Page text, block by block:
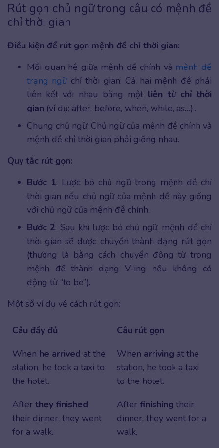
Rút gọn chủ ngữ trong câu có mệnh đề
chỉ thời gian
Điều kiện để rút gọn mệnh đề chỉ thời gian:
Mối quan hệ giữa mệnh đề chính và mệnh đề
trạng ngữchỉ thời gian: Cả hai mệnh đề phải
liên kết với nhau bằng một liên từ chỉ thời
gian (ví dụ: after, before, when, while, as…)..
Chung chủ ngữ: Chủ ngữ của mệnh đề chính và
mệnh đề chỉ thời gian phải giống nhau.
Quy tắc rút gọn:
Bước 1: Lược bỏ chủ ngữ trong mệnh đề chỉ
thời gian nếu chủ ngữ của mệnh đề này giống
với chủ ngữ của mệnh đề chính.
Bước 2: Sau khi lược bỏ chủ ngữ, mệnh đề chỉ
thời gian sẽ được chuyển thành dạng rút gọn
(thường là bằng cách chuyển động từ trong
mệnh đề thành dạng V-ing nếu không có
động từ “to be”).
Một số ví dụ về cách rút gọn:
Câu đầy đủ
Câu rút gọn
When he arrived at the
station, he took a taxi to
the hotel.
When arriving at the
station, he took a taxi
to the hotel.
After they finished
their dinner, they went
for a walk.
After finishing their
dinner, they went for a
walk.